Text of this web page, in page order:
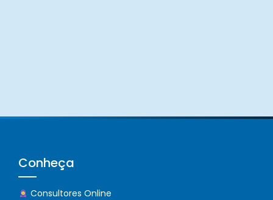
Conheça
Consultores Online